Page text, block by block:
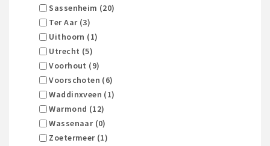
Sassenheim (20)
Ter Aar (3)
Uithoorn (1)
Utrecht (5)
Voorhout (9)
Voorschoten (6)
Waddinxveen (1)
Warmond (12)
Wassenaar (0)
Zoetermeer (1)